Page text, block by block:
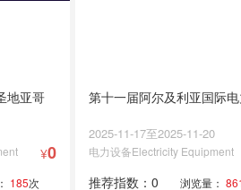
地亚哥
¥0
185次
第十一届阿尔及利亚国际
2025-11-17至2025-11-20
电力设备Electricity Equipment
推荐指数：0 浏览量：